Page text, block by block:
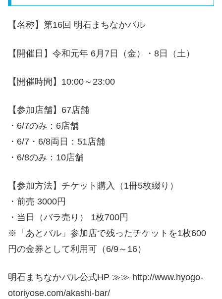
【名称】第16回 明石まちなかバル
【開催日】令和元年 6月7日（金）・8日（土）
【開催時間】10:00～23:00
【参加店舗】67店舗
・6/7のみ：6店舗
・6/7・6/8両日：51店舗
・6/8のみ：10店舗
【参加方法】チケット購入（1冊5枚綴り）
・前売 3000円
・当日（バラ売り） 1枚700円
※「あとバル」参加店で残ったチケットを1枚600
円の金券として利用可（6/9～16）
明石まちなかバル公式HP ≫≫ http://www.hyogo-
otoriyose.com/akashi-bar/